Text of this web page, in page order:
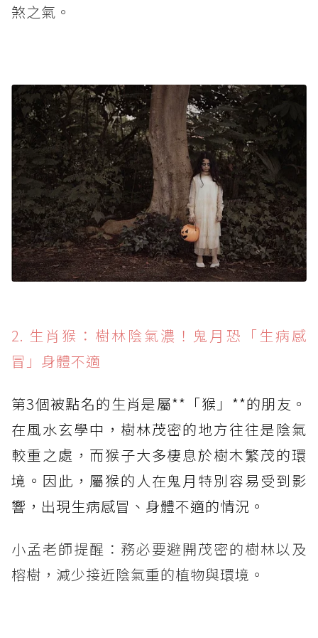
煞之氣。
2. 生肖猴：樹林陰氣濃！鬼月恐「生病感
冒」身體不適
第3個被點名的生肖是屬**「猴」**的朋友。
在風水玄學中，樹林茂密的地方往往是陰氣
較重之處，而猴子大多棲息於樹木繁茂的環
境。因此，屬猴的人在鬼月特別容易受到影
響，出現生病感冒、身體不適的情況。
小孟老師提醒：務必要避開茂密的樹林以及
榕樹，減少接近陰氣重的植物與環境。